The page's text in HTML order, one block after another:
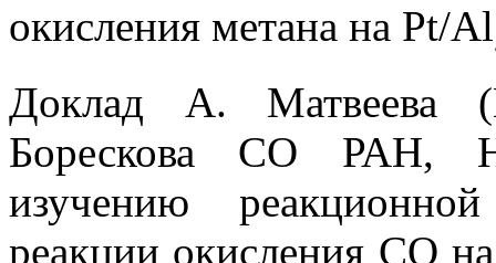
окисления метана на Pt/Al
Доклад А. Матвеева
Борескова СО РАН,
изучению
реакции окисления СО